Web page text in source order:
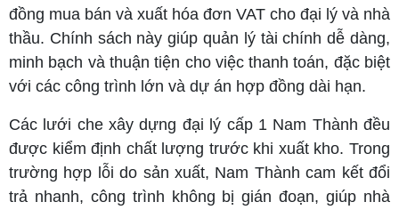
đồng mua bán và xuất hóa đơn VAT cho đại lý và nhà
thầu. Chính sách này giúp quản lý tài chính dễ dàng,
minh bạch và thuận tiện cho việc thanh toán, đặc biệt
với các công trình lớn và dự án hợp đồng dài hạn.
Các lưới che xây dựng đại lý cấp 1 Nam Thành đều
được kiểm định chất lượng trước khi xuất kho. Trong
trường hợp lỗi do sản xuất, Nam Thành cam kết đổi
trả nhanh, công trình không bị gián đoạn, giúp nhà